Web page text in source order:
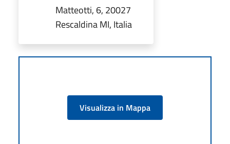
Matteotti, 6, 20027
Rescaldina MI, Italia
Visualizza in Mappa